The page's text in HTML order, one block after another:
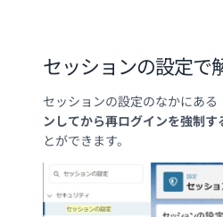
セッションの設定で
セッションの設定のなかにある
ンしてから再ログインを強制す
とができます。